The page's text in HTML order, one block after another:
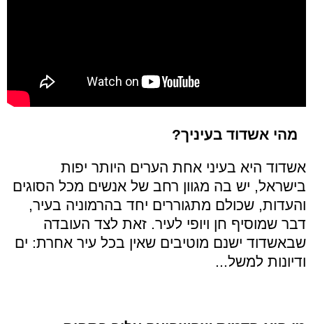
מהי אשדוד בעיניך?
אשדוד היא בעיני אחת הערים היותר יפות
בישראל, יש בה מגוון רחב של אנשים מכל הסוגים
והעדות, שכולם מתגוררים יחד בהרמוניה בעיר,
דבר שמוסיף חן ויופי לעיר. זאת לצד העובדה
שבאשדוד ישנם מוטיבים שאין בכל עיר אחרת: ים
ודיונות למשל...